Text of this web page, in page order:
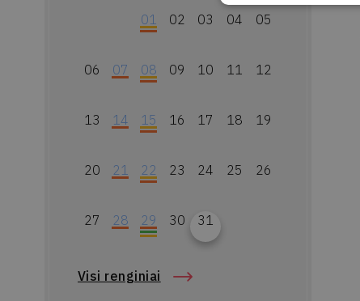
01 02 03 04 05
06 07 08 09 10 11 12
13 14 15 16 17 18 19
20 21 22 23 24 25 26
27 28 29 30 31
Visi renginiai